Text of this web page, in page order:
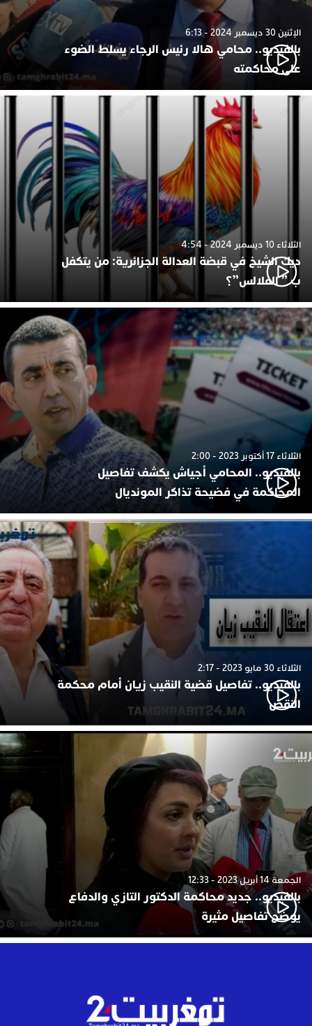
الإثنين 30 ديسمبر 2024 - 6:13
بالفيديو.. محامي هالا رئيس الرجاء يسلط الضوء
على محاكمته
الثلاثاء 10 ديسمبر 2024 - 4:54
ديك الشيخ في قبضة العدالة الجزائرية: من يتكفل
ب ” الفلالس”؟
الثلاثاء 17 أكتوبر 2023 - 2:00
بالفيديو.. المحامي أجياش يكشف تفاصيل
المحاكمة في فضيحة تذاكر المونديال
الثلاثاء 30 مايو 2023 - 2:17
بالفيديو.. تفاصيل قضية النقيب زيان أمام محكمة
النقض
الجمعة 14 أبريل 2023 - 12:33
بالفيديو.. جديد محاكمة الدكتور التازي والدفاع
يوضح تفاصيل مثيرة